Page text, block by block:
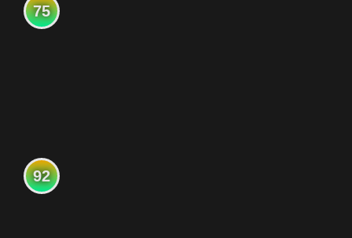
75
92